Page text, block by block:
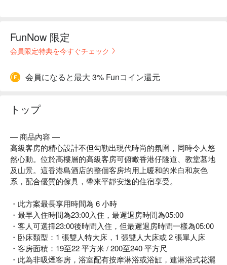
FunNow 限定
会員限定特典を今すぐチェック
会員になると最大 3% Funコイン還元
トップ
— 商品內容 —
高級客房的精心設計不但勾勒出現代時尚的氛圍，同時令人悠
然心動。位於高樓層的高級客房可俯瞰香港仔隧道、教堂墓地
及山景。這香港島酒店的整個客房均用上暖和的米白和灰色
系，配合優質的傢具，帶來平靜安逸的住宿享受。
・此方案最長享用時間為 6 小時
・最早入住時間為23:00入住，最遲退房時間為05:00
・客人可選擇23:00後時間入住，但最遲退房時間一樣為05:00
・卧床類型：1 張雙人特大床，1 張雙人大床或 2 張單人床
・客房面積：19至22 平方米 / 200至240 平方尺
・此為非吸煙客房，浴室配有按摩淋浴或浴缸，連淋浴式花灑